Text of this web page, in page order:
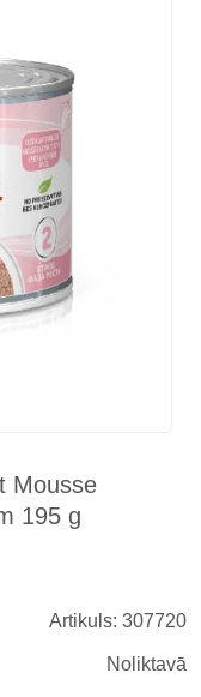
Mousse
195 g
Artikuls: 307720
Noliktavā